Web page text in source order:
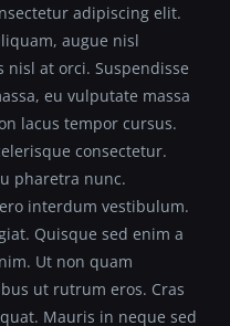
adipiscing elit.
augue nisl
at orci. Suspendisse
eu vulputate massa
lacus tempor cursus.
consectetur.
pharetra nunc.
interdum vestibulum.
Quisque sed enim a
Ut non quam
ut rutrum eros. Cras
Mauris in neque sed